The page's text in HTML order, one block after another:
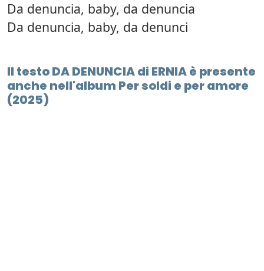
Da denuncia, baby, da denuncia
Da denuncia, baby, da denunci
Il testo DA DENUNCIA di ERNIA è presente
anche nell'album Per soldi e per amore
(2025)